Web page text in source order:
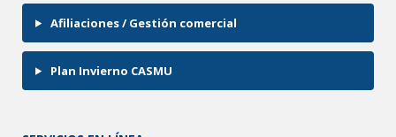
Afiliaciones / Gestión comercial
Plan Invierno CASMU